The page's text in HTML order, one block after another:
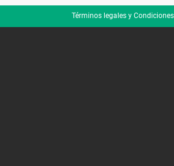
Términos legales y